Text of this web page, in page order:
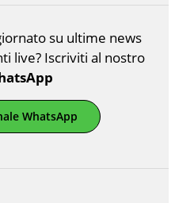
su ultime news
live? Iscriviti al nostro
WhatsApp